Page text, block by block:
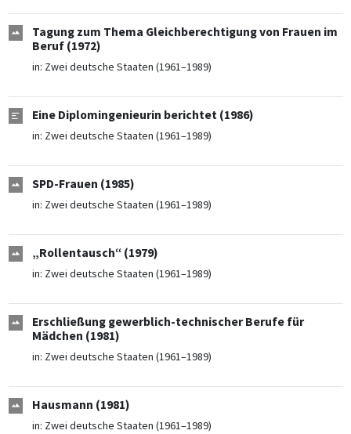
Tagung zum Thema Gleichberechtigung von Frauen im
Beruf (1972)
in: Zwei deutsche Staaten (1961–1989)
Eine Diplomingenieurin berichtet (1986)
in: Zwei deutsche Staaten (1961–1989)
SPD-Frauen (1985)
in: Zwei deutsche Staaten (1961–1989)
„Rollentausch“ (1979)
in: Zwei deutsche Staaten (1961–1989)
Erschließung gewerblich-technischer Berufe für
Mädchen (1981)
in: Zwei deutsche Staaten (1961–1989)
Hausmann (1981)
in: Zwei deutsche Staaten (1961–1989)